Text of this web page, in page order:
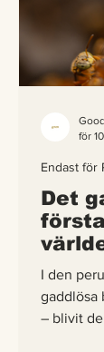
Det
I den
gaddlösa
– blivit de
Endast för
för